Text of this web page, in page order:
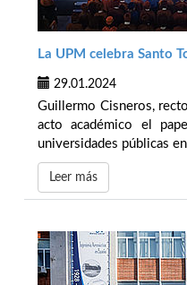
La UPM celebra Santo
29.01.2024
Guillermo Cisneros,
acto académico el
universidades públicas
Leer más